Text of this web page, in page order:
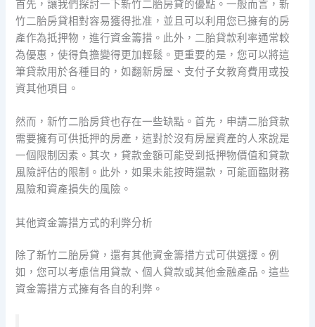
首先，讓我們探討一下新竹二胎房貸的優點。一般而言，新
竹二胎房貸相對容易獲得批准，並且可以利用您已擁有的房
產作為抵押物，進行資金籌措。此外，二胎貸款利率通常較
為優惠，使得負擔變得更加輕鬆。更重要的是，您可以將這
筆貸款用於各種目的，如翻新房屋、支付子女教育費用或投
資其他項目。
然而，新竹二胎房貸也存在一些缺點。首先，申請二胎貸款
需要擁有可供抵押的房產，這對於沒有房屋資產的人來說是
一個限制因素。其次，貸款金額可能受到抵押物價值和貸款
風險評估的限制。此外，如果未能按時還款，可能面臨財務
風險和資產損失的風險。
其他資金籌措方式的利弊分析
除了新竹二胎房貸，還有其他資金籌措方式可供選擇。例
如，您可以考慮信用貸款、個人貸款或其他金融產品。這些
資金籌措方式擁有各自的利弊。